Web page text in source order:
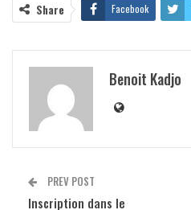
Share Facebook
Benoit Kadjo
PREV POST
Inscription dans le